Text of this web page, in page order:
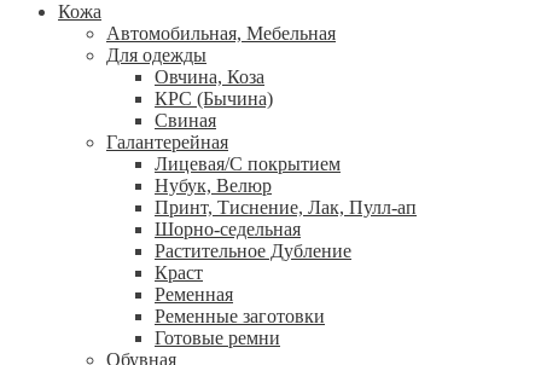
Кожа
Автомобильная, Мебельная
Для одежды
Овчина, Коза
КРС (Бычина)
Свиная
Галантерейная
Лицевая/С покрытием
Нубук, Велюр
Принт, Тиснение, Лак, Пулл-ап
Шорно-седельная
Растительное Дубление
Краст
Ременная
Ременные заготовки
Готовые ремни
Обувная